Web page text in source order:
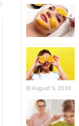
August 5, 2026